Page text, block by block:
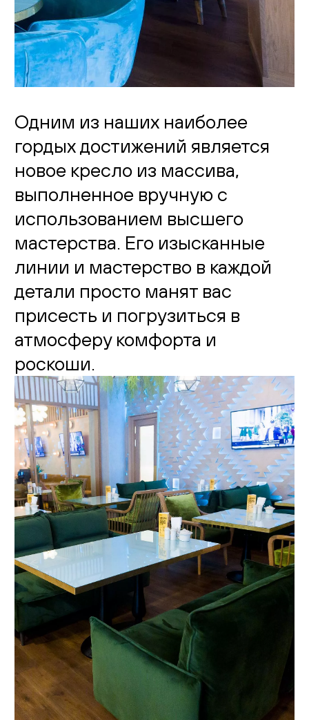
Одним из наших наиболее
гордых достижений является
новое кресло из массива,
выполненное вручную с
использованием высшего
мастерства. Его изысканные
линии и мастерство в каждой
детали просто манят вас
присесть и погрузиться в
атмосферу комфорта и
роскоши.